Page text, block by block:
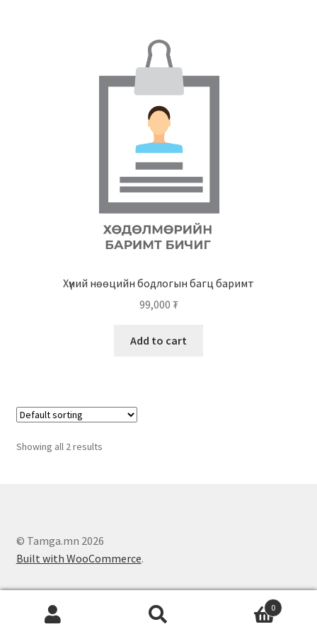
Хүний нөөцийн бодлогын багц баримт
99,000 ₮
Add to cart
Showing all 2 results
© Tamga.mn 2026
Built with WooCommerce.
0